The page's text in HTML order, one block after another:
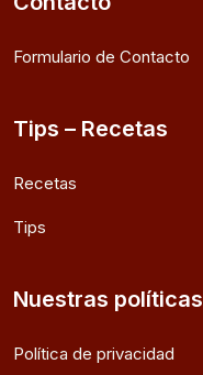
Formulario de Contacto
Tips – Recetas
Recetas
Tips
Nuestras políticas
Política de privacidad